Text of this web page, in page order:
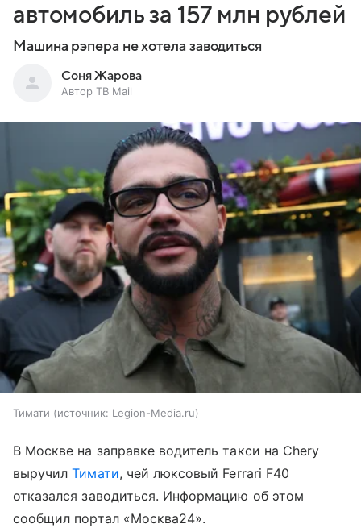
автомобиль за 157 млн рублей
Машина рэпера не хотела заводиться
Соня Жарова
Автор ТВ Mail
Тимати источник: Legion-Media.ru
В Москве на заправке водитель такси на Chery
выручилТимати, чей люксовый Ferrari F40
отказался заводиться. Информацию об этом
сообщил портал «Москва24».